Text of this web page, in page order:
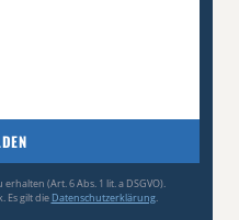
(Art. 6 Abs. 1 lit. a DSGVO).
Es gilt die Datenschutzerklärung.